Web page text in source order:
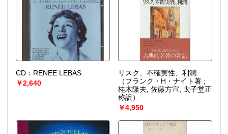
CD：RENEE LEBAS
￥2,640
リスク、不確実性、利潤
（フランク・H・ナイト著 ;
桂木隆夫, 佐藤方宣, 太子堂正
称訳）
￥4,950